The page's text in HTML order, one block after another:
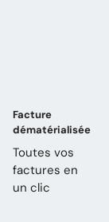
Facture
dématérialisée
Toutes vos
factures en
un clic